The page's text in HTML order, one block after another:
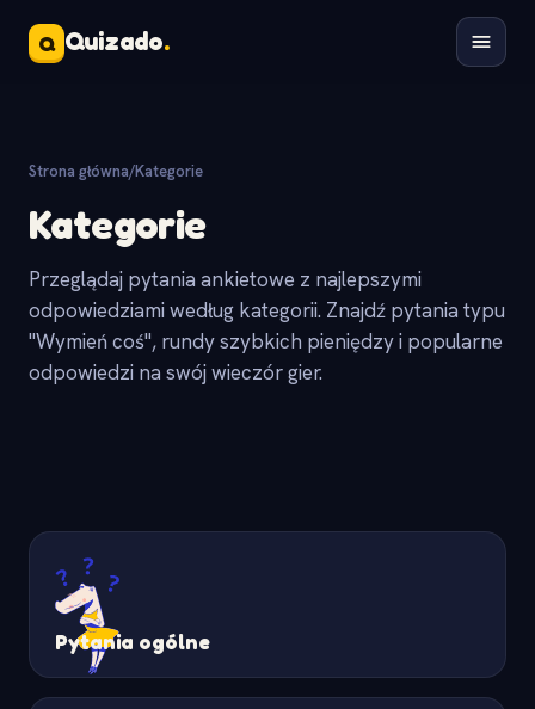
Q Quizado.
Strona główna/Kategorie
Kategorie
Przeglądaj pytania ankietowe z najlepszymi
odpowiedziami według kategorii. Znajdź pytania typu
"Wymień coś", rundy szybkich pieniędzy i popularne
odpowiedzi na swój wieczór gier.
Pytania ogólne